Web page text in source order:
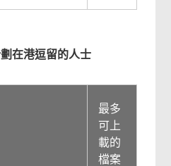
在港逗留的人士
最多
可上
載的
檔案